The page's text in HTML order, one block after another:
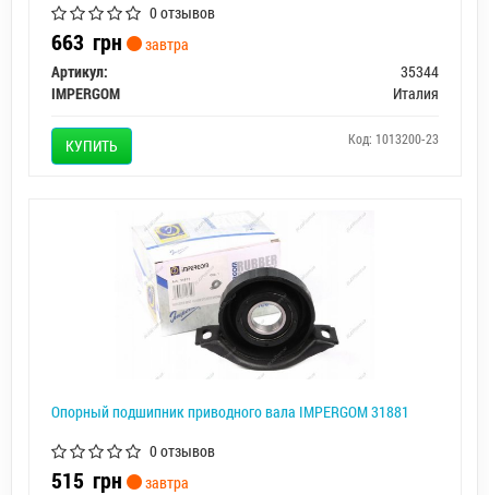
0 отзывов
663 грн
завтра
Артикул:
35344
IMPERGOM
Италия
КУПИТЬ Код: 1013200-23
Опорный подшипник приводного вала IMPERGOM 31881
0 отзывов
515 грн
завтра